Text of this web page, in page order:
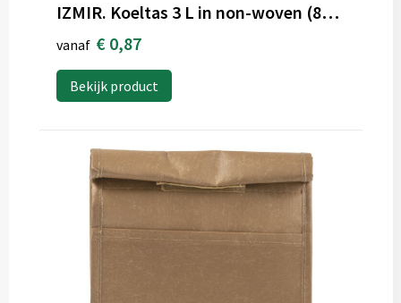
IZMIR. Koeltas 3 L in non-woven (80 g/m²)
vanaf € 0,87
Bekijk product